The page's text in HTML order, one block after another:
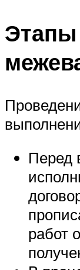
Этапы
Перед
работ